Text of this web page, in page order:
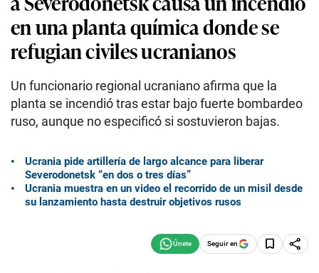
en una planta química donde se
refugian civiles ucranianos
Un funcionario regional ucraniano afirma que la
planta se incendió tras estar bajo fuerte bombardeo
ruso, aunque no especificó si sostuvieron bajas.
Ucrania pide artillería de largo alcance para liberar
Severodonetsk “en dos o tres días”
Ucrania muestra en un video el recorrido de un misil desde
su lanzamiento hasta destruir objetivos rusos
Seguir en